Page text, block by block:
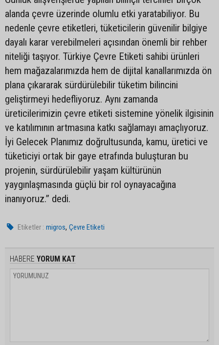
alanda çevre üzerinde olumlu etki yaratabiliyor. Bu
nedenle çevre etiketleri, tüketicilerin güvenilir bilgiye
dayalı karar verebilmeleri açısından önemli bir rehber
niteliği taşıyor. Türkiye Çevre Etiketi sahibi ürünleri
hem mağazalarımızda hem de dijital kanallarımızda ön
plana çıkararak sürdürülebilir tüketim bilincini
geliştirmeyi hedefliyoruz. Aynı zamanda
üreticilerimizin çevre etiketi sistemine yönelik ilgisinin
ve katılımının artmasına katkı sağlamayı amaçlıyoruz.
İyi Gelecek Planımız doğrultusunda, kamu, üretici ve
tüketiciyi ortak bir gaye etrafında buluşturan bu
projenin, sürdürülebilir yaşam kültürünün
yaygınlaşmasında güçlü bir rol oynayacağına
inanıyoruz.” dedi.
Etiketler : migros,Çevre Etiketi
HABERE YORUM KAT